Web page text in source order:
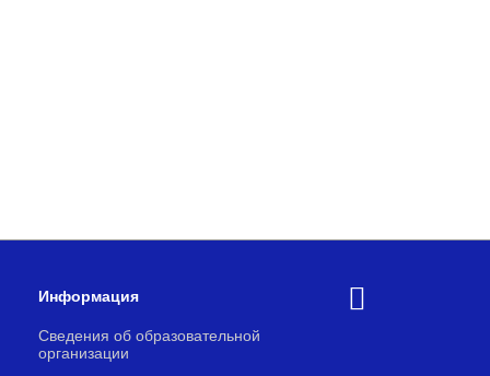
Информация
Сведения об образовательной
организации